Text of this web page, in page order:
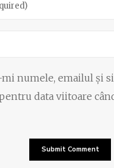
mi numele, emailul și
data viitoare